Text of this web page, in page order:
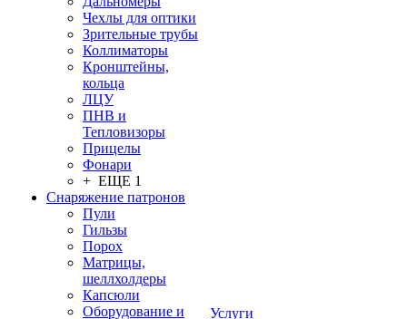
Чехлы для оптики
Зрительные трубы
Коллиматоры
Кронштейны,
кольца
ЛЦУ
ПНВ и
Тепловизоры
Прицелы
Фонари
+ ЕЩЕ 1
Снаряжение патронов
Пули
Гильзы
Порох
Матрицы,
шеллхолдеры
Капсюли
Оборудование и
Услуги